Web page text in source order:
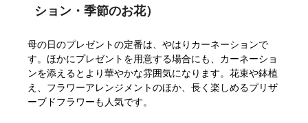
ション・季節のお花）
母の日のプレゼントの定番は、やはりカーネーションで
す。ほかにプレゼントを用意する場合にも、カーネーショ
ンを添えるとより華やかな雰囲気になります。花束や鉢植
え、フラワーアレンジメントのほか、長く楽しめるプリザ
ーブドフラワーも人気です。